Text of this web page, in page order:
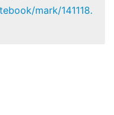
mark/141118.